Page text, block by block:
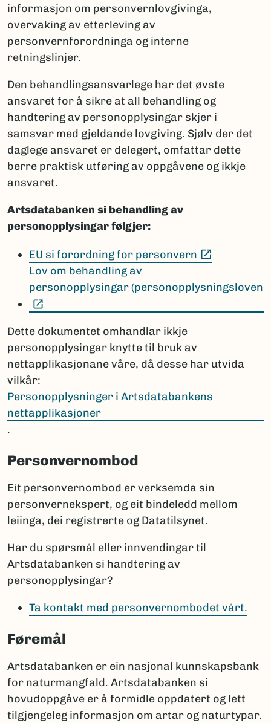
informasjon om personvernlovgivinga,
overvaking av etterleving av
personvernforordninga og interne
retningslinjer.
Den behandlingsansvarlege har det øvste
ansvaret for å sikre at all behandling og
handtering av personopplysingar skjer i
samsvar med gjeldande lovgiving. Sjølv der det
daglege ansvaret er delegert, omfattar dette
berre praktisk utføring av oppgåvene og ikkje
ansvaret.
Artsdatabanken si behandling av
personopplysingar følgjer:
EU si forordning for personvern
Lov om behandling av
personopplysingar (personopplysningsloven
Dette dokumentet omhandlar ikkje
personopplysingar knytte til bruk av
nettapplikasjonane våre, då desse har utvida
vilkår:
Personopplysninger i Artsdatabankens
nettapplikasjoner
.
Personvernombod
Eit personvernombod er verksemda sin
personvernekspert, og eit bindeledd mellom
leiinga, dei registrerte og Datatilsynet.
Har du spørsmål eller innvendingar til
Artsdatabanken si handtering av
personopplysingar?
Ta kontakt med personvernombodet vårt.
Føremål
Artsdatabanken er ein nasjonal kunnskapsbank
for naturmangfald. Artsdatabanken si
hovudoppgåve er å formidle oppdatert og lett
tilgjengeleg informasjon om artar og naturtypar.